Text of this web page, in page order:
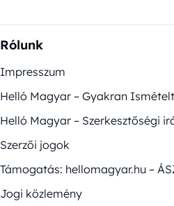
Rólunk
Impresszum
Helló Magyar – Gyakran
Helló Magyar – Szerkesztőségi
Szerzői jogok
Támogatás: hellomagyar.hu –
Jogi közlemény